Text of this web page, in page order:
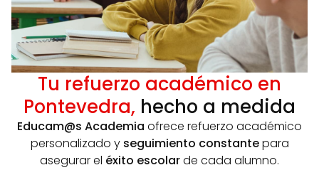
Tu refuerzo académico en
Pontevedra, hecho a medida
Educam@s Academia ofrece refuerzo académico
personalizado y seguimiento constantepara
asegurar el éxito escolarde cada alumno.